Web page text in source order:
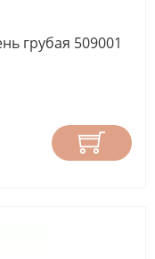
грубая 509001